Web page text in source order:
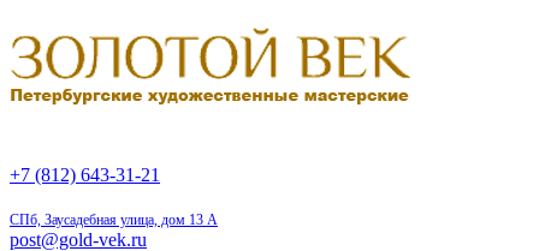
+7 (812) 643-31-21
СПб, Заусадебная улица, дом 13 А
post@gold-vek.ru